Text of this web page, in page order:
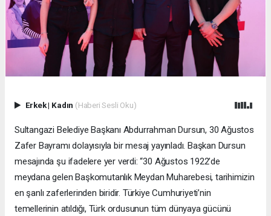
Erkek| Kadın (Haberi Sesli Oku)
Sultangazi Belediye Başkanı Abdurrahman Dursun, 30 Ağustos
Zafer Bayramı dolayısıyla bir mesaj yayınladı. Başkan Dursun
mesajında şu ifadelere yer verdi: “30 Ağustos 1922’de
meydana gelen Başkomutanlık Meydan Muharebesi, tarihimizin
en şanlı zaferlerinden biridir. Türkiye Cumhuriyeti’nin
temellerinin atıldığı, Türk ordusunun tüm dünyaya gücünü